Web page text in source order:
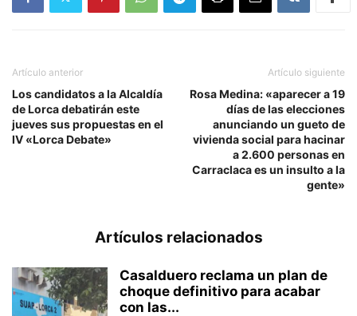
Artículo anterior
Los candidatos a la Alcaldía
de Lorca debatirán este
jueves sus propuestas en el
IV «Lorca Debate»
Artículo siguiente
Rosa Medina: «aparecer a 19
días de las elecciones
anunciando un gueto de
vivienda social para hacinar
a 2.600 personas en
Carraclaca es un insulto a la
gente»
Artículos relacionados
Casalduero reclama un plan de
choque definitivo para acabar
con las...